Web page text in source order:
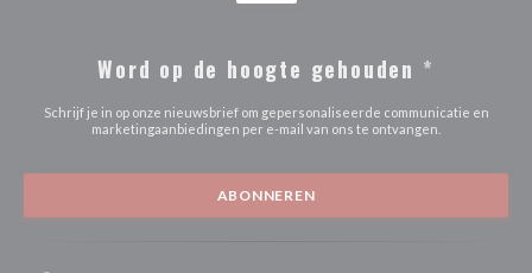
Word op de hoogte gehouden *
Schrijf je in op onze nieuwsbrief om gepersonaliseerde communicatie en
marketingaanbiedingen per e-mail van ons te ontvangen.
ABONNEREN